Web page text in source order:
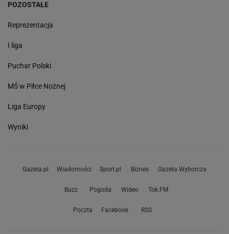
POZOSTAŁE
Reprezentacja
I liga
Puchar Polski
MŚ w Piłce Nożnej
Liga Europy
Wyniki
Gazeta.pl Wiadomości Sport.pl Biznes Gazeta Wyborcza
Buzz Pogoda Wideo Tok.FM
Poczta Facebook RSS